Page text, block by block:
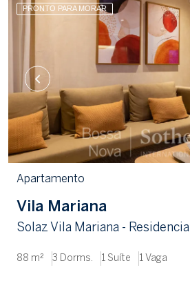
PRONTO PARA MORAR
Apartamento
Vila Mariana
Solaz Vila Mariana - Residencial
88 m² 3 Dorms. 1 Suíte 1 Vaga